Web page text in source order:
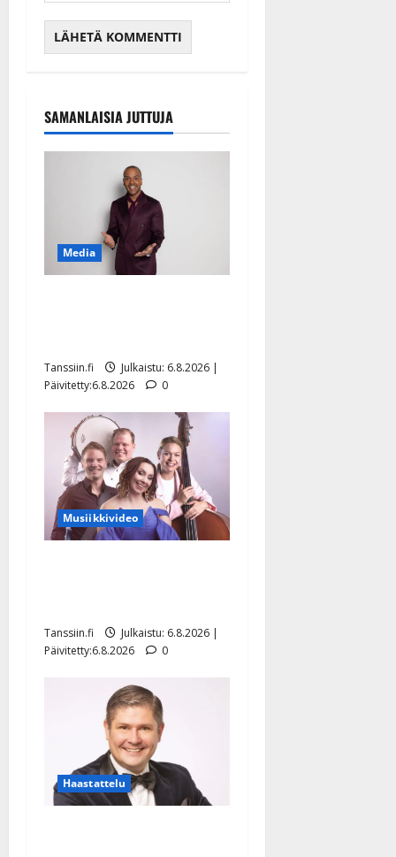
SAMANLAISIA JUTTUJA
Media
Tanssiin.fi
Julkaistu: 6.8.2026 |
Päivitetty:6.8.2026
0
Musiikkivideo
Tanssiin.fi
Julkaistu: 6.8.2026 |
Päivitetty:6.8.2026
0
Haastattelu